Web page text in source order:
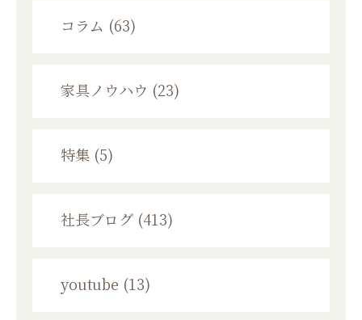
コラム (63)
家具ノウハウ (23)
特集 (5)
社長ブログ (413)
youtube (13)